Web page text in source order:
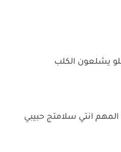
يشلعون الكلب
انتي سلامتج حبيبي